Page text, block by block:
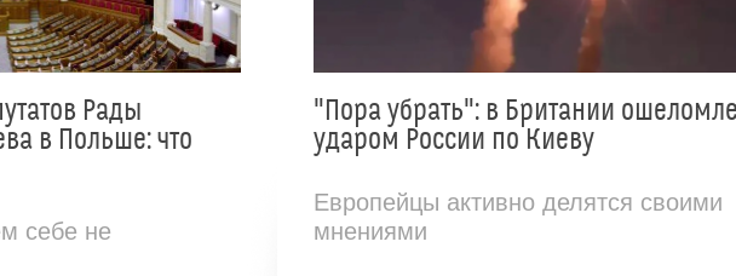
Рады
в Польше: что
себе не
"Пора убрать": в Британии
ударом России по Киеву
Европейцы активно делятся своими
мнениями